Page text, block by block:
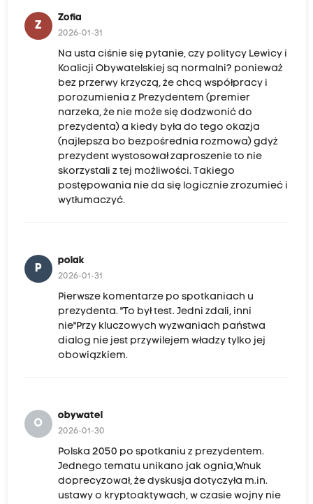
Z
Zofia
2026-01-31
Na usta ciśnie się pytanie, czy politycy Lewicy i
Koalicji Obywatelskiej są normalni? ponieważ
bez przerwy krzyczą, że chcą współpracy i
porozumienia z Prezydentem (premier
narzeka, że nie może się dodzwonić do
prezydenta) a kiedy była do tego okazja
(najlepsza bo bezpośrednia rozmowa) gdyż
prezydent wystosował zaproszenie to nie
skorzystali z tej możliwości. Takiego
postępowania nie da się logicznie zrozumieć i
wytłumaczyć.
P
polak
2026-01-31
Pierwsze komentarze po spotkaniach u
prezydenta. "To był test. Jedni zdali, inni
nie"Przy kluczowych wyzwaniach państwa
dialog nie jest przywilejem władzy tylko jej
obowiązkiem.
O
obywatel
2026-01-30
Polska 2050 po spotkaniu z prezydentem.
Jednego tematu unikano jak ognia,Wnuk
doprecyzował, że dyskusja dotyczyła m.in.
ustawy o kryptoaktywach, w czasie wojny nie